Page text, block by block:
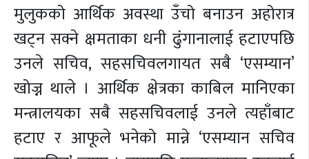
मुलुकको आर्थिक अवस्था उँचो बनाउन अहोरात्र
खट्न सक्ने क्षमताका धनी ढुंगानालाई हटाएपछि
उनले सचिव, सहसचिवलगायत सबै ‘एसम्यान’
खोज्न थाले । आर्थिक क्षेत्रका काबिल मानिएका
मन्त्रालयका सबै सहसचिवलाई उनले त्यहाँबाट
हटाए र आफूले भनेको मान्ने ‘एसम्यान सचिव